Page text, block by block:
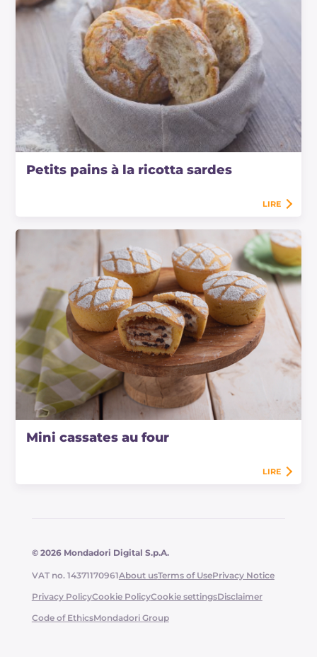
Petits pains à la ricotta sardes
LIRE
Mini cassates au four
LIRE
© 2026 Mondadori Digital S.p.A.
VAT no. 14371170961About usTerms of UsePrivacy Notice
Privacy PolicyCookie PolicyCookie settingsDisclaimer
Code of EthicsMondadori Group